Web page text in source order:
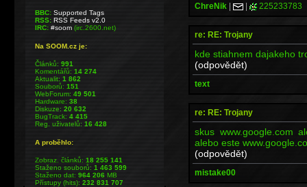
ChreNik | | 225233783
re: RE: Trojany
kde stiahnem dajakeho
(odpovědět)
text
re: RE: Trojany
skus www.google.com
alebo este
(odpovědět)
mistake00
BBC: Supported Tags
RSS: RSS Feeds v2.0
IRC: #soom(irc.2600.net)
Na SOOM.cz je:
Článků:991
Komentářů:14 274
Aktualit:1 862
Souborů:151
WebForum:49 501
Hardware:38
Diskuze:20 632
BugTrack:4 415
Reg. uživatelů:16 428
A proběhlo:
Zobraz. článků:18 255 141
Staženo souborů:1 463 599
Staženo dat:964 206MB
Přístupy (hits):232 831 707